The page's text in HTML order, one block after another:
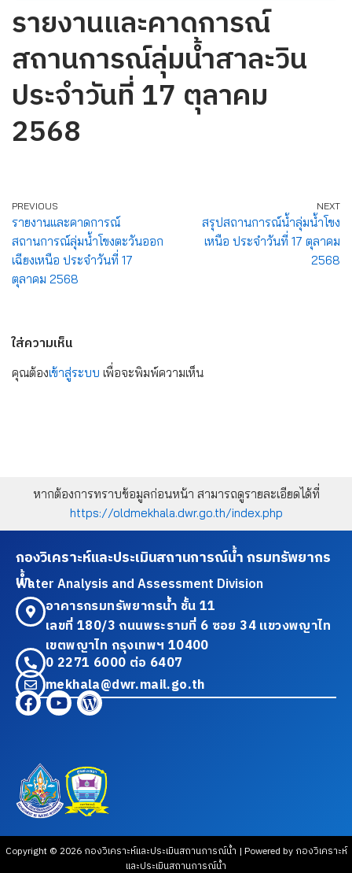
รายงานและคาดการณ์
สถานการณ์ลุ่มน้ำสาละวิน
ประจำวันที่ 17 ตุลาคม
2568
PREVIOUS
รายงานและคาดการณ์
สถานการณ์ลุ่มน้ำโขงตะวันออก
เฉียงเหนือ ประจำวันที่ 17
ตุลาคม 2568
NEXT
สรุปสถานการณ์น้ำลุ่มน้ำโขง
เหนือ ประจำวันที่ 17 ตุลาคม
2568
ใส่ความเห็น
คุณต้องเข้าสู่ระบบ เพื่อจะพิมพ์ความเห็น
หากต้องการทราบข้อมูลก่อนหน้า สามารถดูรายละเอียดได้ที่
https://oldmekhala.dwr.go.th/index.php
กองวิเคราะห์และประเมินสถานการณ์น้ำ กรมทรัพยากร
น้ำ
Water Analysis and Assessment Division
อาคารกรมทรัพยากรน้ำ ชั้น 11
เลขที่ 180/3 ถนนพระรามที่ 6 ซอย 34 แขวงพญาไท
เขตพญาไท กรุงเทพฯ 10400
0 2271 6000 ต่อ 6407
mekhala@dwr.mail.go.th
Copyright © 2026 กองวิเคราะห์และประเมินสถานการณ์น้ำ | Powered by กองวิเคราะห์
และประเมินสถานการณ์น้ำ